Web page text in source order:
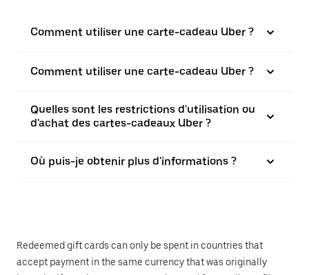
Comment utiliser une carte-cadeau Uber ?
Comment utiliser une carte-cadeau Uber ?
Quelles sont les restrictions d'utilisation ou
d'achat des cartes-cadeaux Uber ?
Où puis-je obtenir plus d'informations ?
Redeemed gift cards can only be spent in countries that
accept payment in the same currency that was originally